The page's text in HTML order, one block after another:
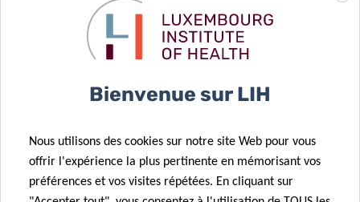
TORSTEN
BOHN
ContactBienvenue sur LIH
Nous utilisons des cookies sur notre site Web pour vous
offrir l'expérience la plus pertinente en mémorisant vos
préférences et vos visites répétées. En cliquant sur